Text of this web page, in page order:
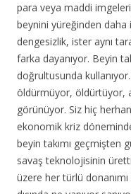
para veya maddi
beynini yüreğinden
dengesizlik, ister aynı
farka dayanıyor. Beyin
doğrultusunda
öldürmüyor, öldürtüyor,
görünüyor. Siz hiç
ekonomik kriz döneminde
beyin takımı geçmişten
savaş teknolojisinin
üzere her türlü donanımı